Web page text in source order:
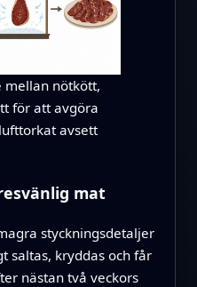
mellan nötkött,
för att avgöra
avsett
mat
styckningsdetaljer
saltas, kryddas och får
nästan två veckors